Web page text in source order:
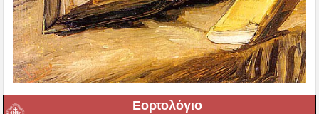
Εορτολόγιο